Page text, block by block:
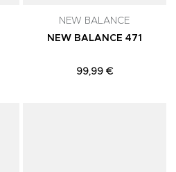
NEW BALANCE
NEW BALANCE 471
99,99 €